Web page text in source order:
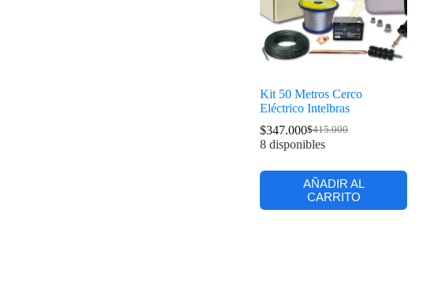
Kit 50 Metros Cerco
Eléctrico Intelbras
$415.000
$347.000
8 disponibles
AÑADIR AL
CARRITO